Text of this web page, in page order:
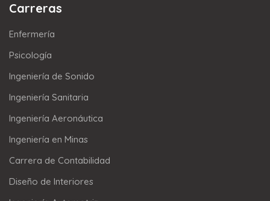
Carreras
Enfermería
Psicología
Ingeniería de Sonido
Ingeniería Sanitaria
Ingeniería Aeronáutica
Ingeniería en Minas
Carrera de Contabilidad
Diseño de Interiores